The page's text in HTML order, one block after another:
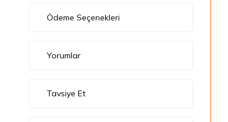
Ödeme Seçenekleri
Yorumlar
Tavsiye Et